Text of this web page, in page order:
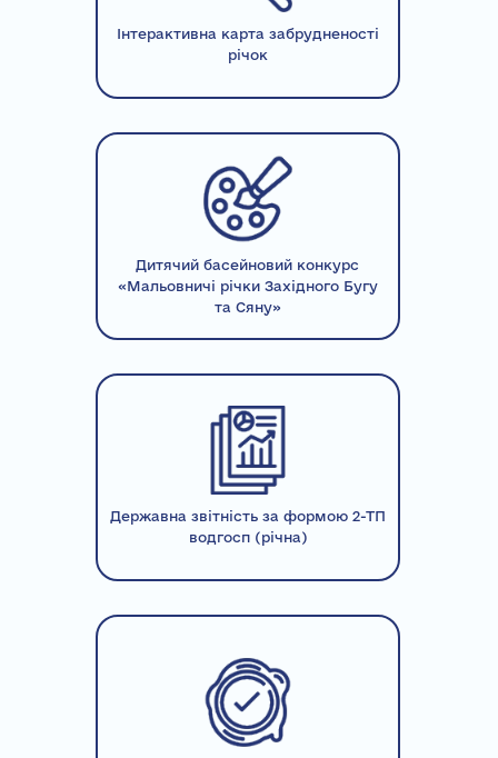
Інтерактивна карта забрудненості
річок
Дитячий басейновий конкурс
«Мальовничі річки Західного Бугу
та Сяну»
Державна звітність за формою 2-ТП
водгосп (річна)